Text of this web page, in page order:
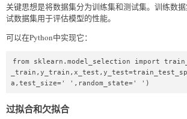
关键思想是将数据集分为训练集和测试集。训练数
试数据集用于评估模型的性能。
可以在Python中实现它：
from sklearn.model_selection import
a,test_size=' ',random_state=' ')
过拟合和欠拟合